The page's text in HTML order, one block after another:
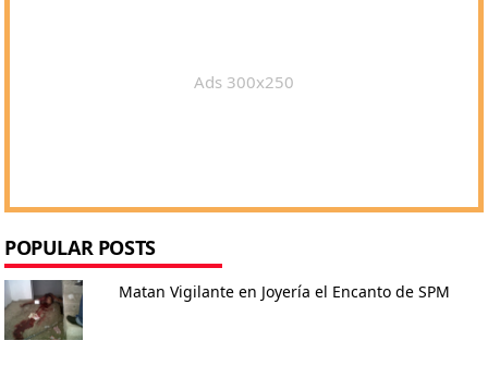
Ads 300x250
POPULAR POSTS
Matan Vigilante en Joyería el Encanto de SPM